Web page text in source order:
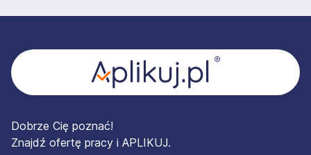
Dobrze Cię poznać!
Znajdź ofertę pracy i APLIKUJ.